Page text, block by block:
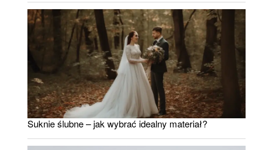
Suknie ślubne – jak wybrać idealny materiał?